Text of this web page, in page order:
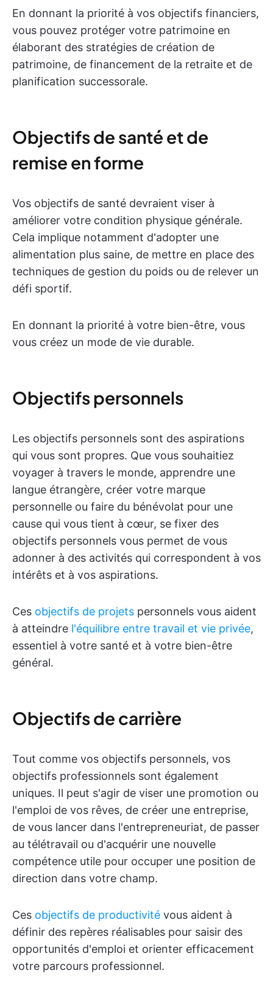
En donnant la priorité à vos objectifs financiers,
vous pouvez protéger votre patrimoine en
élaborant des stratégies de création de
patrimoine, de financement de la retraite et de
planification successorale.
Objectifs de santé et de
remise en forme
Vos objectifs de santé devraient viser à
améliorer votre condition physique générale.
Cela implique notamment d'adopter une
alimentation plus saine, de mettre en place des
techniques de gestion du poids ou de relever un
défi sportif.
En donnant la priorité à votre bien-être, vous
vous créez un mode de vie durable.
Objectifs personnels
Les objectifs personnels sont des aspirations
qui vous sont propres. Que vous souhaitiez
voyager à travers le monde, apprendre une
langue étrangère, créer votre marque
personnelle ou faire du bénévolat pour une
cause qui vous tient à cœur, se fixer des
objectifs personnels vous permet de vous
adonner à des activités qui correspondent à vos
intérêts et à vos aspirations.
Ces objectifs de projets personnels vous aident
à atteindre l'équilibre entre travail et vie privée,
essentiel à votre santé et à votre bien-être
général.
Objectifs de carrière
Tout comme vos objectifs personnels, vos
objectifs professionnels sont également
uniques. Il peut s'agir de viser une promotion ou
l'emploi de vos rêves, de créer une entreprise,
de vous lancer dans l'entrepreneuriat, de passer
au télétravail ou d'acquérir une nouvelle
compétence utile pour occuper une position de
direction dans votre champ.
Ces objectifs de productivité vous aident à
définir des repères réalisables pour saisir des
opportunités d'emploi et orienter efficacement
votre parcours professionnel.